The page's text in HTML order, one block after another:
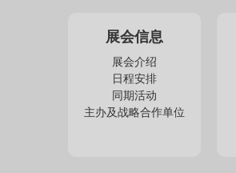
展会信息
展会介绍
日程安排
同期活动
主办及战略合作单位